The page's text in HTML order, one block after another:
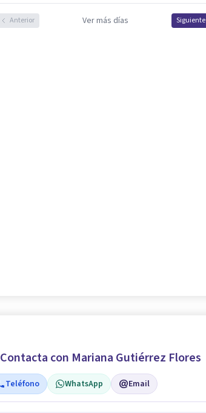
Anterior Ver más días Siguiente
Contacta con Mariana Gutiérrez Flores
Teléfono WhatsApp Email